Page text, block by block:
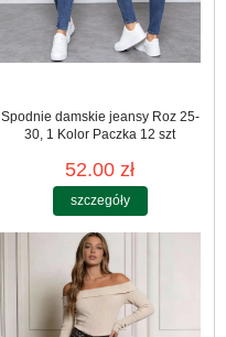
Spodnie damskie jeansy Roz 25-
30, 1 Kolor Paczka 12 szt
52.00 zł
szczegóły